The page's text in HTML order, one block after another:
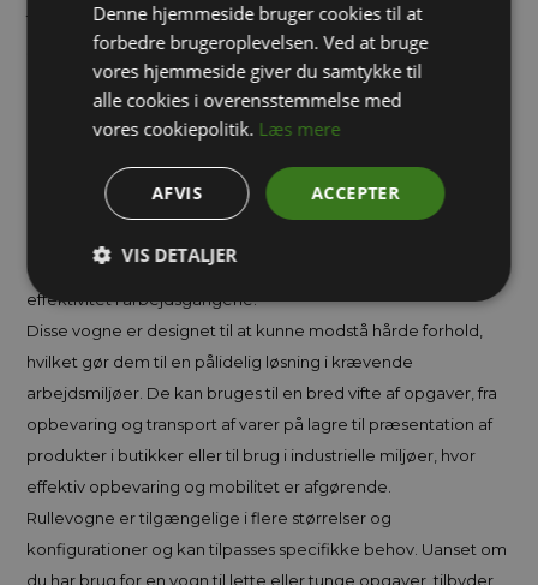
transportere både lette og tunge laster hurtigt og effektivt,
samtidig med at de reducerer behovet for fysisk anstrengelse
og gentagne ture.
Rullevogne er ofte udstyret med flere hylder, hvilket giver
mulighed for at organisere og transportere flere varer på én
gang. De er udstyret med hjul, hvilket gør det muligt at
manøvrere vognen let, selv i trange områder eller på ujævne
opbevaring, da de muliggør fleksibel bevægelse og
effektivitet i arbejdsgangene.
Disse vogne er designet til at kunne modstå hårde forhold,
hvilket gør dem til en pålidelig løsning i krævende
arbejdsmiljøer. De kan bruges til en bred vifte af opgaver, fra
opbevaring og transport af varer på lagre til præsentation af
produkter i butikker eller til brug i industrielle miljøer, hvor
effektiv opbevaring og mobilitet er afgørende.
Rullevogne er tilgængelige i flere størrelser og
konfigurationer og kan tilpasses specifikke behov. Uanset om
du har brug for en vogn til lette eller tunge opgaver, tilbyder
Denne hjemmeside bruger cookies til at
forbedre brugeroplevelsen. Ved at bruge
vores hjemmeside giver du samtykke til
alle cookies i overensstemmelse med
vores cookiepolitik. Læs mere
ACCEPTER
AFVIS
VIS DETALJER